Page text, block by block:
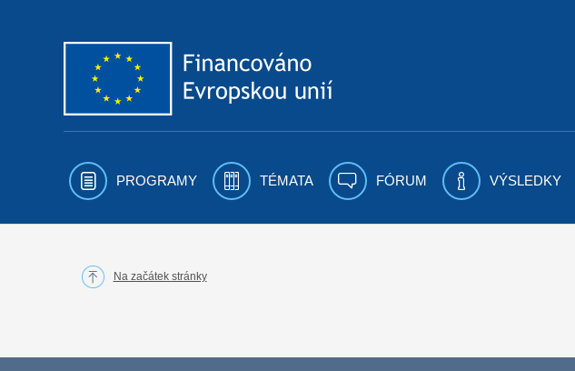
PROGRAMY TÉMATA FÓRUM VÝSLEDKY
Na začátek stránky